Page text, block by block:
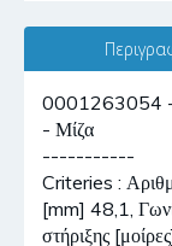
0001263054
- Μίζα
-----------
Criteries :
[mm] 48,1,
στήριξης